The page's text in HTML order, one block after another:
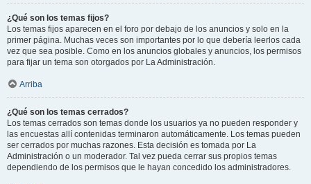
¿Qué son los temas fijos?
Los temas fijos aparecen en el foro por debajo de los anuncios y solo en la
primer página. Muchas veces son importantes por lo que debería leerlos cada
vez que sea posible. Como en los anuncios globales y anuncios, los permisos
para fijar un tema son otorgados por La Administración.
Arriba
¿Qué son los temas cerrados?
Los temas cerrados son temas donde los usuarios ya no pueden responder y
las encuestas allí contenidas terminaron automáticamente. Los temas pueden
ser cerrados por muchas razones. Esta decisión es tomada por La
Administración o un moderador. Tal vez pueda cerrar sus propios temas
dependiendo de los permisos que le hayan concedido los administradores.